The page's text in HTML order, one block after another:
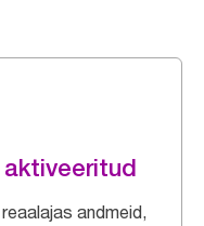
aktiveeritud
andmeid,